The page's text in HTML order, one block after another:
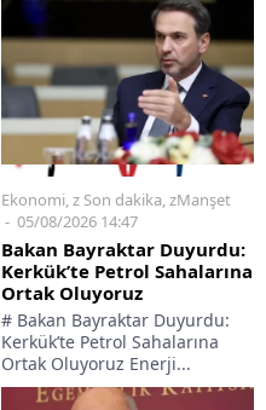
Ekonomi,z Son dakika,zManşet
05/08/2026 14:47
Bakan Bayraktar Duyurdu:
Kerkük’te Petrol Sahalarına
Ortak Oluyoruz
# Bakan Bayraktar Duyurdu:
Kerkük’te Petrol Sahalarına
Ortak Oluyoruz Enerji...